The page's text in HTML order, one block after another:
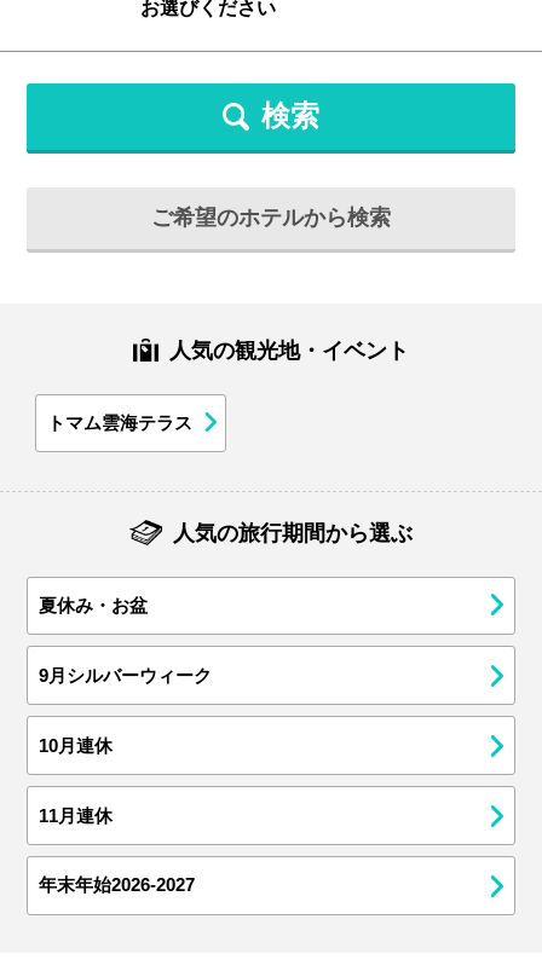
検索
ご希望のホテルから検索
人気の観光地・イベント
トマム雲海テラス
人気の旅行期間から選ぶ
夏休み・お盆
9月シルバーウィーク
10月連休
11月連休
年末年始2026-2027